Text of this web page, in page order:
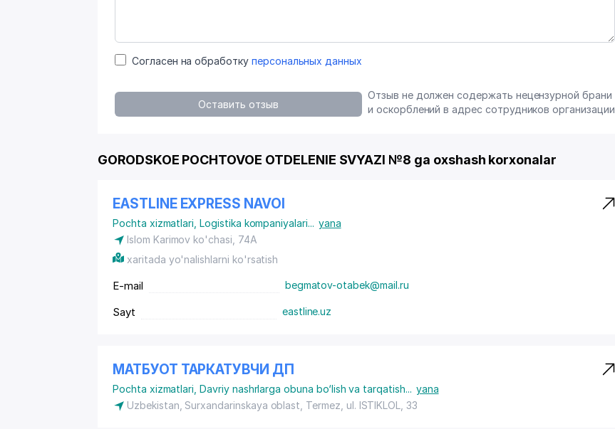
Согласен на обработку персональных данных
Оставить отзыв
Отзыв не должен содержать нецензурной брани
и оскорблений в адрес сотрудников организации
GORODSKOE POCHTOVOE OTDELENIE SVYAZI №8 ga oxshash korxonalar
EASTLINE EXPRESS NAVOI
Pochta xizmatlari ,Logistika kompaniyalari... yana
Islom Karimov ko'chasi, 74А
xaritada yo'nalishlarni ko'rsatish
E-mail begmatov-otabek@mail.ru
Sayt eastline.uz
МАТБУОТ ТАРКАТУВЧИ ДП
Pochta xizmatlari ,Davriy nashrlarga obuna bo‘lish va tarqatish... yana
Uzbekistan, Surxandarinskaya oblast, Termez, ul. ISTIKLOL , 33